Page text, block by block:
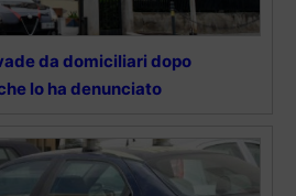
da domiciliari dopo
lo ha denunciato